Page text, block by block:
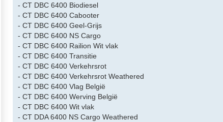
- CT DBC 6400 Biodiesel
- CT DBC 6400 Cabooter
- CT DBC 6400 Geel-Grijs
- CT DBC 6400 NS Cargo
- CT DBC 6400 Railion Wit vlak
- CT DBC 6400 Transitie
- CT DBC 6400 Verkehrsrot
- CT DBC 6400 Verkehrsrot Weathered
- CT DBC 6400 Vlag België
- CT DBC 6400 Werving België
- CT DBC 6400 Wit vlak
- CT DDA 6400 NS Cargo Weathered